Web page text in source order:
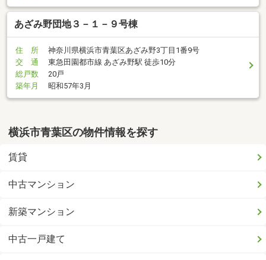
あざみ野団地３－１－９号棟
住 所
神奈川県横浜市青葉区あざみ野3丁目1番9号
交 通
東急田園都市線 あざみ野駅 徒歩10分
総戸数
20戸
築年月
昭和57年3月
横浜市青葉区の物件情報を探す
賃貸
中古マンション
新築マンション
中古一戸建て